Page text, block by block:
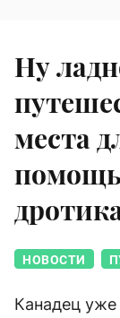
Ну
места
НОВОСТИ
Канадец